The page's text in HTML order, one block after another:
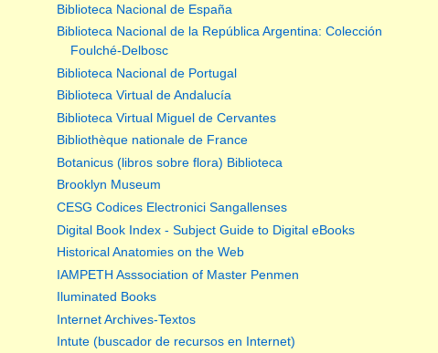
Biblioteca Nacional de España
Biblioteca Nacional de la República Argentina: Colección
Foulché-Delbosc
Biblioteca Nacional de Portugal
Biblioteca Virtual de Andalucía
Biblioteca Virtual Miguel de Cervantes
Bibliothèque nationale de France
Botanicus (libros sobre flora) Biblioteca
Brooklyn Museum
CESG Codices Electronici Sangallenses
Digital Book Index - Subject Guide to Digital eBooks
Historical Anatomies on the Web
IAMPETH Asssociation of Master Penmen
Iluminated Books
Internet Archives-Textos
Intute (buscador de recursos en Internet)